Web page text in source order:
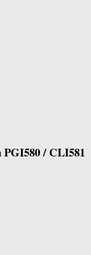
PGI580 / CLI581